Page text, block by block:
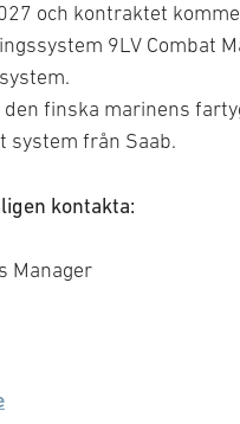
och kontraktet
9LV Combat
finska marinens
system från Saab.
kontakta:
Manager